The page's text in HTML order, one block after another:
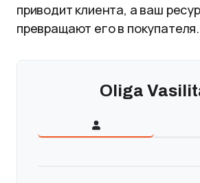
приводит клиента, а ваш
превращают его в покупателя.
Oliga